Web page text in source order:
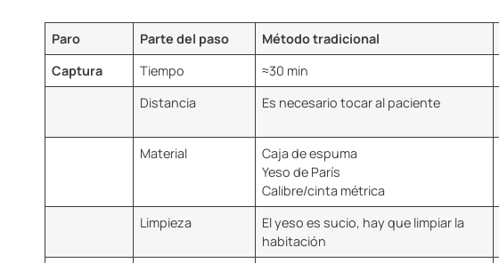
Paro Parte del paso Método tradicional
Captura
Tiempo ≈30 min
Distancia
Es necesario tocar al paciente
Material
Caja de espuma
Yeso de París
Calibre/cinta métrica
Limpieza
El yeso es sucio, hay que limpiar la
habitación